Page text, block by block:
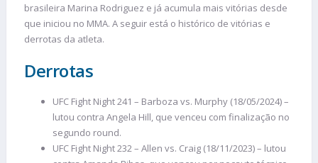
brasileira Marina Rodriguez e já acumula mais vitórias desde
que iniciou no MMA. A seguir está o histórico de vitórias e
derrotas da atleta.
Derrotas
UFC Fight Night 241 – Barboza vs. Murphy (18/05/2024) –
lutou contra Angela Hill, que venceu com finalização no
segundo round.
UFC Fight Night 232 – Allen vs. Craig (18/11/2023) – lutou